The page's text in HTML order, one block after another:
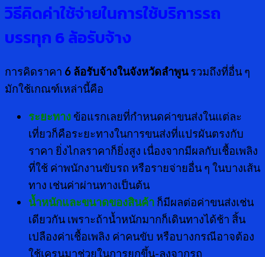
วิธีคิดค่าใช้จ่ายในการใช้บริการรถ
บรรทุก6 ล้อรับจ้าง
การคิดราคา 6 ล้อรับจ้างในจังหวัดลำพูนรวมถึงที่อื่น ๆ
มักใช้เกณฑ์เหล่านี้คือ
ระยะทางข้อแรกเลยที่กำหนดค่าขนส่งในแต่ละ
เที่ยวก็คือระยะทางในการขนส่งที่แปรผันตรงกับ
ราคา ยิ่งไกลราคาก็ยิ่งสูง เนื่องจากมีผลกับเชื้อเพลิง
ที่ใช้ ค่าพนักงานขับรถ หรือรายจ่ายอื่น ๆ ในบางเส้น
ทาง เช่นค่าผ่านทางเป็นต้น
น้ำหนักและขนาดของสินค้า ก็มีผลต่อค่าขนส่งเช่น
เดียวกัน เพราะถ้าน้ำหนักมากก็เดินทางได้ช้า สิ้น
เปลืองค่าเชื้อเพลิง ค่าคนขับ หรือบางกรณีอาจต้อง
ใช้เครนมาช่วยในการยกขึ้น-ลงจากรถ